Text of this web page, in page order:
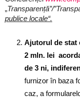
„Transparență”/
publice locale“.
Ajutorul de stat
2 mln. lei
de 3 ni,
furnizor în baza
caz, a